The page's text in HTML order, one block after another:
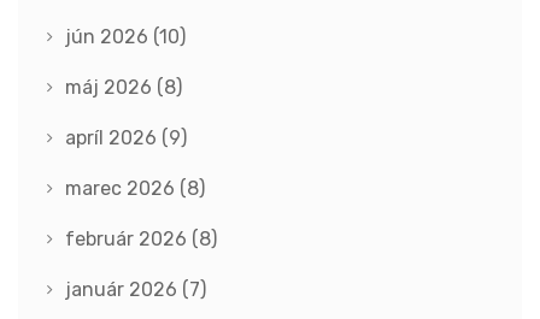
jún 2026 (10)
máj 2026 (8)
apríl 2026 (9)
marec 2026 (8)
február 2026 (8)
január 2026 (7)